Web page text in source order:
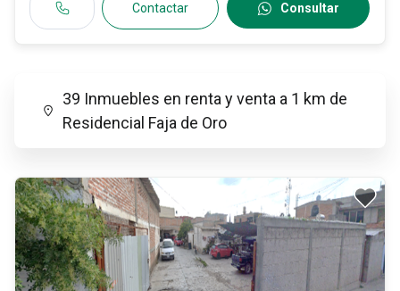
Contactar Consultar
39 Inmuebles en renta y venta a 1 km de
Residencial Faja de Oro